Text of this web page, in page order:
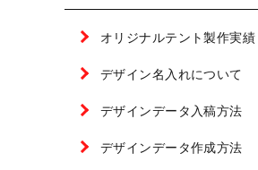
オリジナルテント製作実績
デザイン名入れについて
デザインデータ入稿方法
デザインデータ作成方法